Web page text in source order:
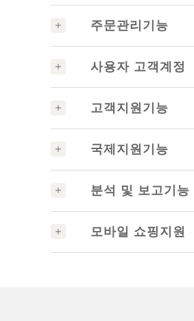
주문관리기능
사용자 고객계정
고객지원기능
국제지원기능
분석 및 보고기능
모바일 쇼핑지원